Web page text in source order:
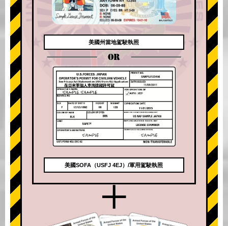
美國州當地駕駛執照
OR
美國SOFA（USFJ 4EJ）/軍用駕駛執照
+